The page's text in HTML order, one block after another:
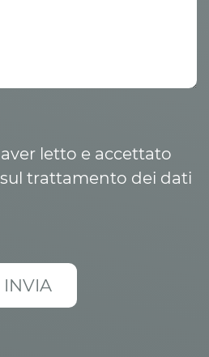
letto e accettato
sul trattamento dei dati